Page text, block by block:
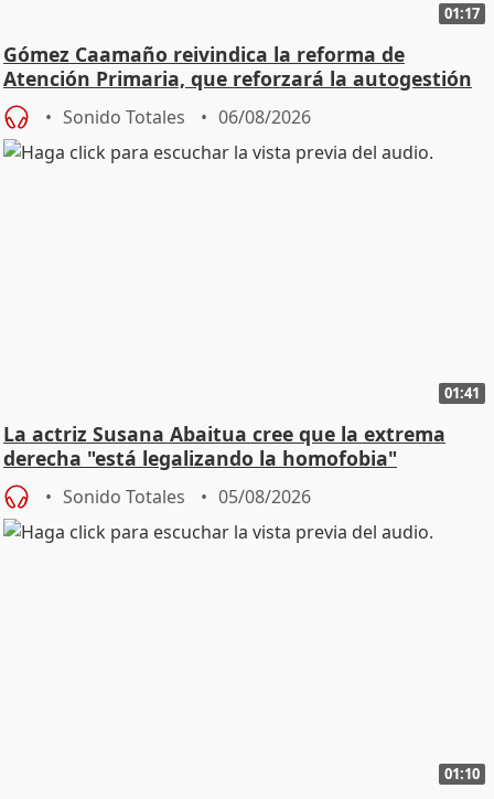
01:17
Gómez Caamaño reivindica la reforma de
Atención Primaria, que reforzará la autogestión
Sonido Totales 06/08/2026
01:41
La actriz Susana Abaitua cree que la extrema
derecha "está legalizando la homofobia"
Sonido Totales 05/08/2026
01:10